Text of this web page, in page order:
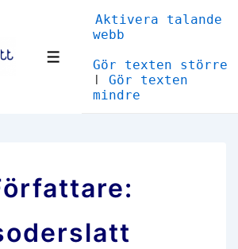
Meny
Aktivera talande
webb
Gör texten större
| Gör texten
mindre